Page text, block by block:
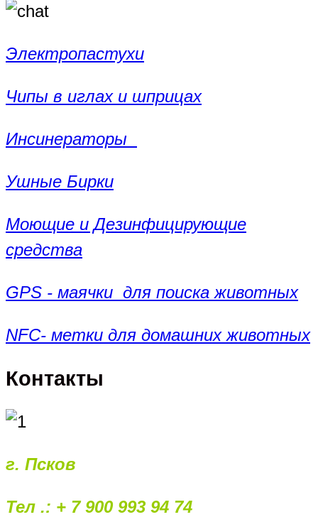
Электропастухи
Чипы в иглах и шприцах
Инсинераторы
Ушные Бирки
Моющие и Дезинфицирующие
средства
GPS - маячки для поиска животных
NFC- метки для домашних животных
Контакты
г. Псков
Тел .: + 7 900 993 94 74